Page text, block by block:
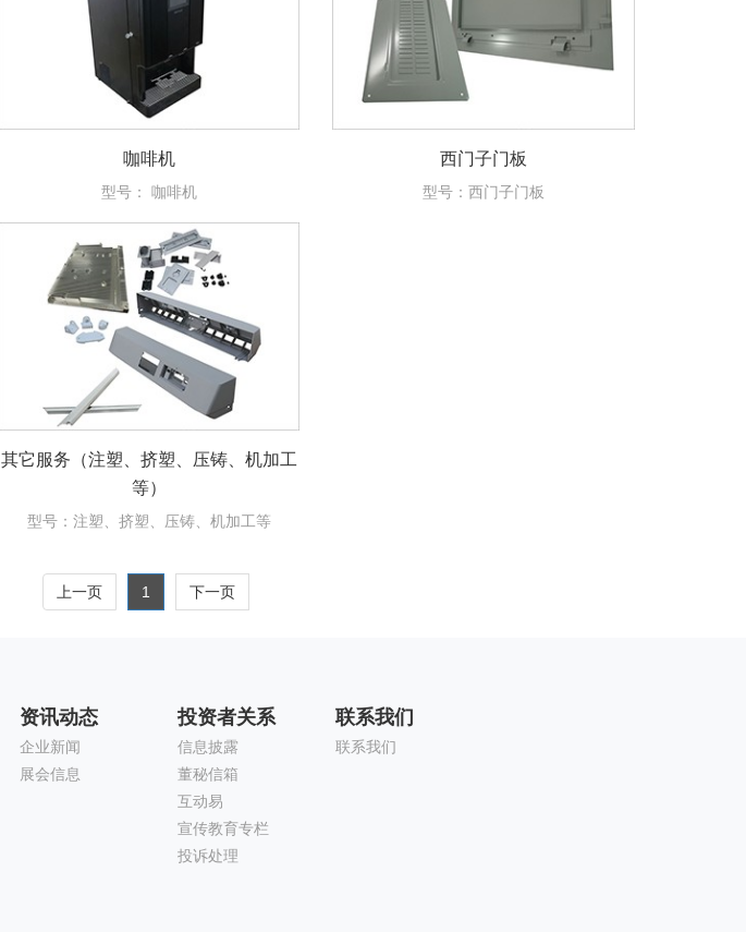
咖啡机
型号： 咖啡机
西门子门板
型号：西门子门板
其它服务（注塑、挤塑、压铸、机加工
等）
型号：注塑、挤塑、压铸、机加工等
上一页 1 下一页
资讯动态
企业新闻
展会信息
投资者关系
信息披露
董秘信箱
互动易
宣传教育专栏
投诉处理
联系我们
联系我们